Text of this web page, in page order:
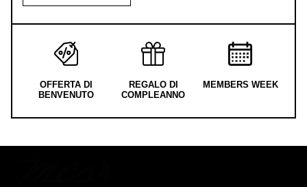
OFFERTA DI
BENVENUTO
REGALO DI
COMPLEANNO
MEMBERS WEEK